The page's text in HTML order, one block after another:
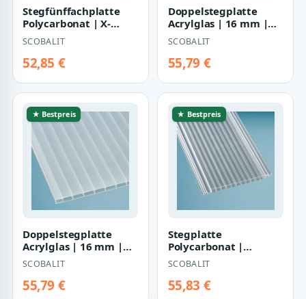
Stegfünffachplatte
Polycarbonat | X-
Struktur | Sun Stop |
25 mm | Brei…
SCOBALIT
52,85 €
Doppelstegplatte
Acrylglas | 16 mm |
Breite 980 mm | opal-
weiß
SCOBALIT
55,79 €
★ Bestpreis
Doppelstegplatte
Acrylglas | 16 mm |
Breite 1200 mm |
opal-weiß
SCOBALIT
55,79 €
★ Bestpreis
Stegplatte
Polycarbonat |
Clickpaneel | 16 mm |
Breite 230 mm |
glaskl…
SCOBALIT
55,83 €